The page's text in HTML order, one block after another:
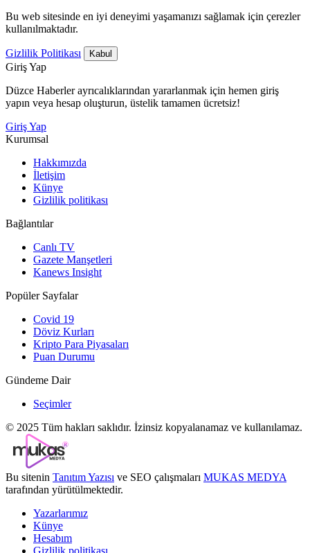
Bu web sitesinde en iyi deneyimi yaşamanızı sağlamak için çerezler
kullanılmaktadır.
Gizlilik Politikası Kabul
Giriş Yap
Düzce Haberler ayrıcalıklarından yararlanmak için hemen giriş
yapın veya hesap oluşturun, üstelik tamamen ücretsiz!
Giriş Yap
Kurumsal
Hakkımızda
İletişim
Künye
Gizlilik politikası
Bağlantılar
Canlı TV
Gazete Manşetleri
Kanews Insight
Popüler Sayfalar
Covid 19
Döviz Kurları
Kripto Para Piyasaları
Puan Durumu
Gündeme Dair
Seçimler
© 2025 Tüm hakları saklıdır. İzinsiz kopyalanamaz ve kullanılamaz.
Bu sitenin Tanıtım Yazısı ve SEO çalışmaları MUKAS MEDYA
tarafından yürütülmektedir.
Yazarlarımız
Künye
Hesabım